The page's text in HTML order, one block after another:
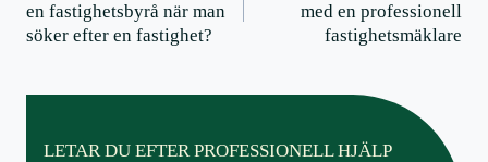
en fastighetsbyrå när man
söker efter en fastighet?
med en professionell
fastighetsmäklare
LETAR DU EFTER PROFESSIONELL HJÄLP